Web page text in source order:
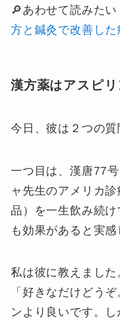
🔎あわせて読みたい
方と鍼灸で改善した
漢方薬はアスピ
今日、彼は２つの質
一つ目は、漢唐77
ャ先生のアメリカ
品）を一生飲み続
も効果があると実感
私は彼に教えました
「好きなだけどう
ンより良いです。